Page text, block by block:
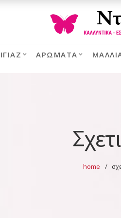
ΑΡΏΜΑΤΑ
home